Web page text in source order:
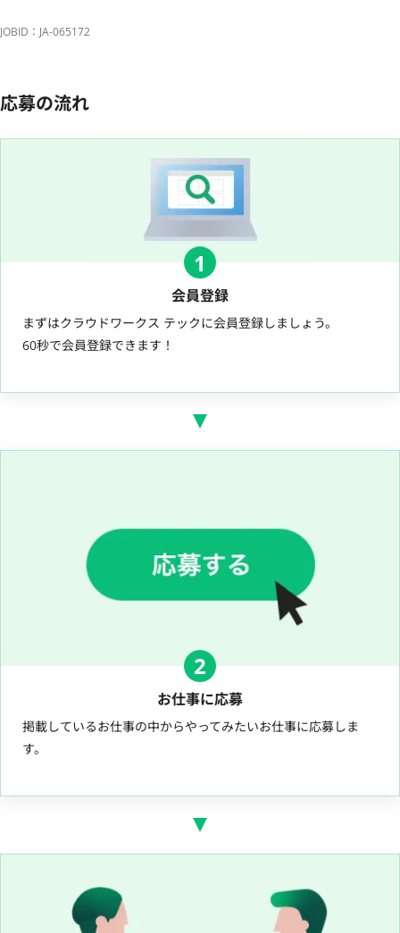
JOBID：JA-065172
応募の流れ
1
会員登録
まずはクラウドワークス テックに会員登録しましょう。
60秒で会員登録できます！
2
お仕事に応募
掲載しているお仕事の中からやってみたいお仕事に応募しま
す。